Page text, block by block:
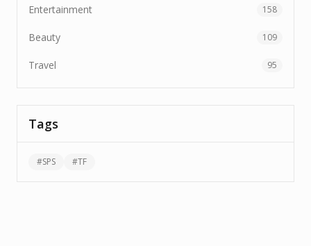
Entertainment 158
Beauty 109
Travel 95
Tags
#SPS #TF